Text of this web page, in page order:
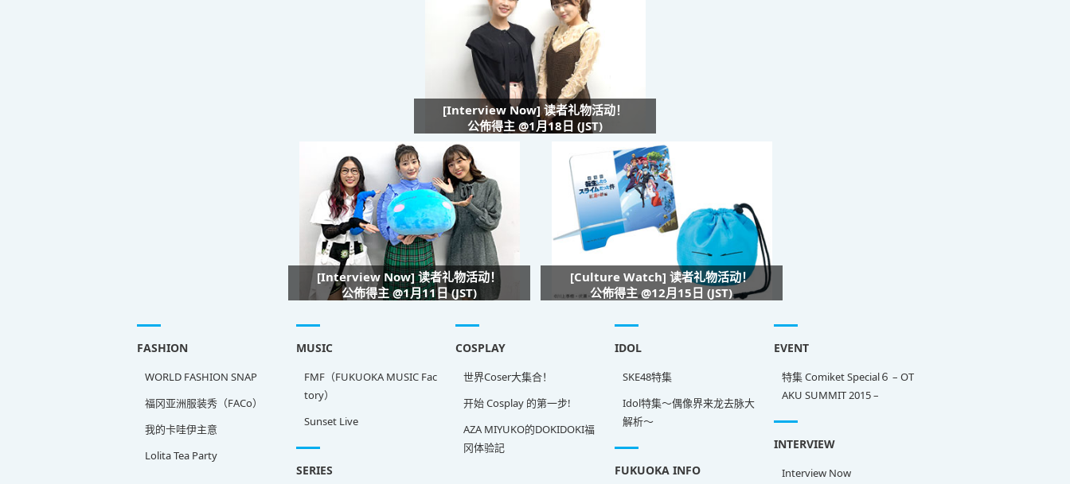
[Interview Now] 读者礼物活动！
公佈得主 @1月18日 (JST)
[Interview Now] 读者礼物活动！
公佈得主 @1月11日 (JST)
[Culture Watch] 读者礼物活动！
公佈得主 @12月15日 (JST)
FASHION
WORLD FASHION SNAP
福冈亚洲服装秀（FACo）
我的卡哇伊主意
Lolita Tea Party
MUSIC
FMF（FUKUOKA MUSIC Fac
tory）
Sunset Live
COSPLAY
世界Coser大集合！
开始 Cosplay 的第一步!
AZA MIYUKO的DOKIDOKI福
冈体验記
IDOL
SKE48特集
Idol特集～偶像界来龙去脉大
解析～
EVENT
特集 Comiket Special６ – OT
AKU SUMMIT 2015 –
INTERVIEW
Interview Now
SERIES FUKUOKA INFO